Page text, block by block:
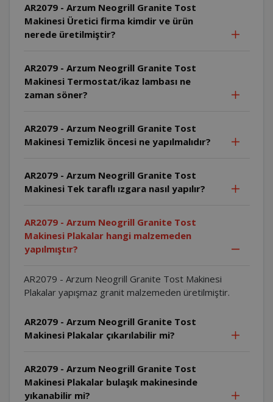
AR2079 - Arzum Neogrill Granite Tost
Makinesi Üretici firma kimdir ve ürün
nerede üretilmiştir?
AR2079 - Arzum Neogrill Granite Tost
Makinesi Termostat/ikaz lambası ne
zaman söner?
AR2079 - Arzum Neogrill Granite Tost
Makinesi Temizlik öncesi ne yapılmalıdır?
AR2079 - Arzum Neogrill Granite Tost
Makinesi Tek taraflı ızgara nasıl yapılır?
AR2079 - Arzum Neogrill Granite Tost
Makinesi Plakalar hangi malzemeden
yapılmıştır?
AR2079 - Arzum Neogrill Granite Tost Makinesi
Plakalar yapışmaz granit malzemeden üretilmiştir.
AR2079 - Arzum Neogrill Granite Tost
Makinesi Plakalar çıkarılabilir mi?
AR2079 - Arzum Neogrill Granite Tost
Makinesi Plakalar bulaşık makinesinde
yıkanabilir mi?